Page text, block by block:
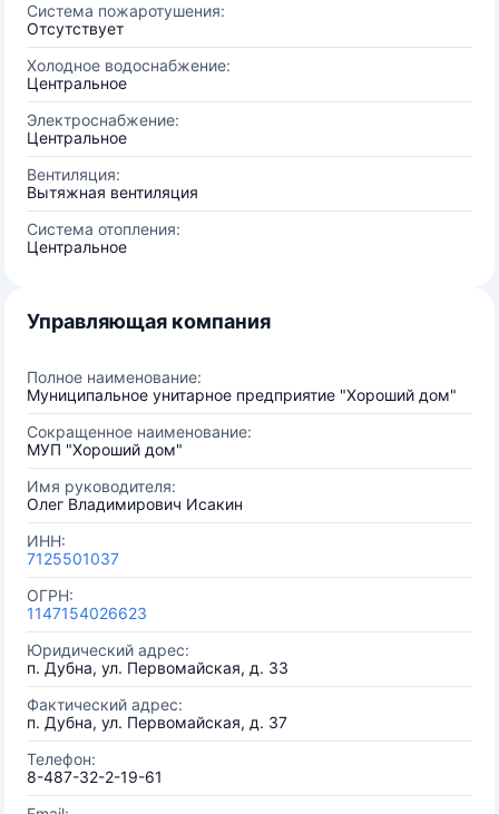
Система пожаротушения:
Отсутствует
Холодное водоснабжение:
Центральное
Электроснабжение:
Центральное
Вентиляция:
Вытяжная вентиляция
Система отопления:
Центральное
Управляющая компания
Полное наименование:
Муниципальное унитарное предприятие "Хороший дом"
Сокращенное наименование:
МУП "Хороший дом"
Имя руководителя:
Олег Владимирович Исакин
ИНН:
7125501037
ОГРН:
1147154026623
Юридический адрес:
п. Дубна, ул. Первомайская, д. 33
Фактический адрес:
п. Дубна, ул. Первомайская, д. 37
Телефон:
8-487-32-2-19-61